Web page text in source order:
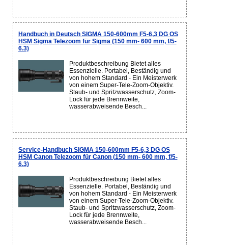
Handbuch in Deutsch SIGMA 150-600mm F5-6,3 DG OS
HSM Sigma Telezoom für Sigma (150 mm- 600 mm, f/5-
6.3)
Produktbeschreibung Bietet alles
Essenzielle. Portabel, Beständig und
von hohem Standard - Ein Meisterwerk
von einem Super-Tele-Zoom-Objektiv.
Staub- und Spritzwasserschutz, Zoom-
Lock für jede Brennweite,
wasserabweisende Besch...
Service-Handbuch SIGMA 150-600mm F5-6,3 DG OS
HSM Canon Telezoom für Canon (150 mm- 600 mm, f/5-
6.3)
Produktbeschreibung Bietet alles
Essenzielle. Portabel, Beständig und
von hohem Standard - Ein Meisterwerk
von einem Super-Tele-Zoom-Objektiv.
Staub- und Spritzwasserschutz, Zoom-
Lock für jede Brennweite,
wasserabweisende Besch...